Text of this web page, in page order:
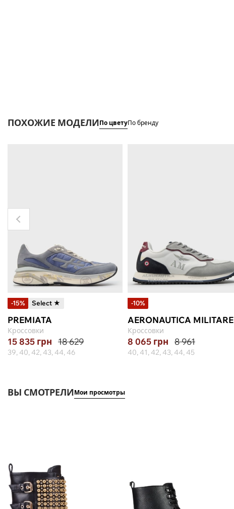
ПОХОЖИЕ МОДЕЛИПо цветуПо бренду
-15% Select ★
PREMIATA
Кроссовки
15 835 грн 18 629
39, 40, 42, 43, 44, 46
-10%
AERONAUTICA MILITARE
Кроссовки
8 065 грн 8 961
40, 41, 42, 43, 44, 45
ВЫ СМОТРЕЛИМои просмотры